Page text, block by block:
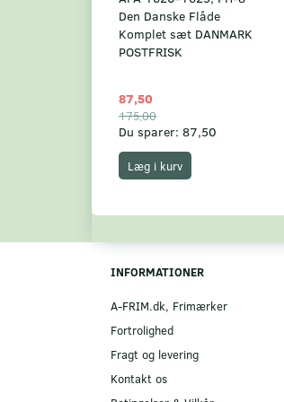
Den Danske Flåde
Komplet sæt DANMARK
POSTFRISK
87,50
175,00
Du sparer: 87,50
Læg i kurv
INFORMATIONER
A-FRIM.dk, Frimærker
Fortrolighed
Fragt og levering
Kontakt os